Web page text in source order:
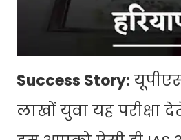
Success Story:
लाखों युवा यह